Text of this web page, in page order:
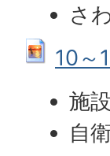
さ
10～
施
自